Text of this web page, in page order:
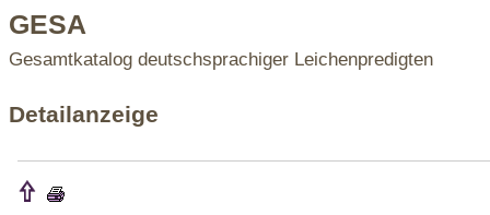
GESA
Gesamtkatalog deutschsprachiger Leichenpredigten
Detailanzeige